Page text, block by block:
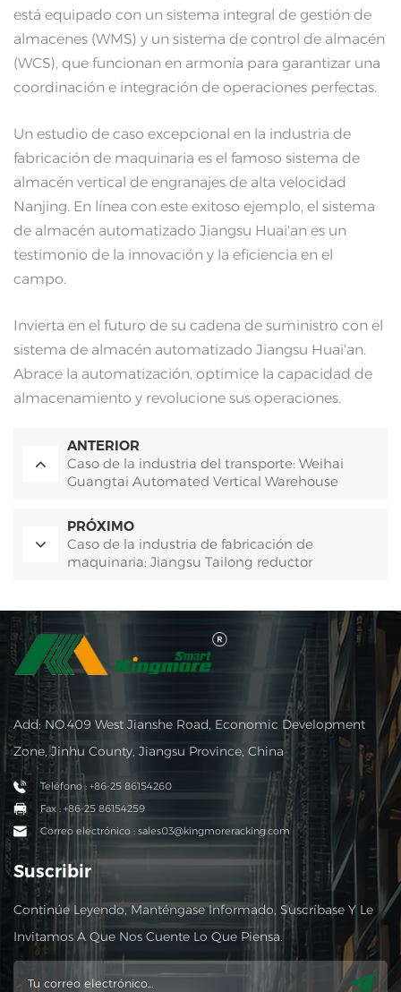
está equipado con un sistema integral de gestión de
almacenes (WMS) y un sistema de control de almacén
(WCS), que funcionan en armonía para garantizar una
coordinación e integración de operaciones perfectas.
Un estudio de caso excepcional en la industria de
fabricación de maquinaria es el famoso sistema de
almacén vertical de engranajes de alta velocidad
Nanjing. En línea con este exitoso ejemplo, el sistema
de almacén automatizado Jiangsu Huai'an es un
testimonio de la innovación y la eficiencia en el
campo.
Invierta en el futuro de su cadena de suministro con el
sistema de almacén automatizado Jiangsu Huai'an.
Abrace la automatización, optimice la capacidad de
almacenamiento y revolucione sus operaciones.
ANTERIOR
Caso de la industria del transporte: Weihai
Guangtai Automated Vertical Warehouse
PRÓXIMO
Caso de la industria de fabricación de
maquinaria: Jiangsu Tailong reductor
Add: NO.409 West Jianshe Road, Economic Development
Zone, Jinhu County, Jiangsu Province, China
Teléfono : +86-25 86154260
Fax : +86-25 86154259
Correo electrónico : sales03@kingmoreracking.com
Suscribir
Continúe Leyendo, Manténgase Informado, Suscríbase Y Le
Invitamos A Que Nos Cuente Lo Que Piensa.